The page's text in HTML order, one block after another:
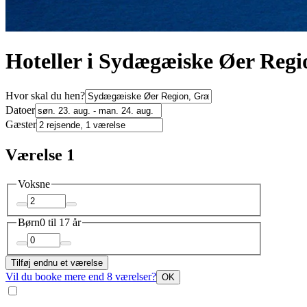
Hoteller i Sydægæiske Øer
Hvor skal du hen?
Datoer
Gæster
Værelse 1
Voksne
Børn0 til 17 år
Tilføj endnu et værelse
Vil du booke mere end 8 værelser? OK